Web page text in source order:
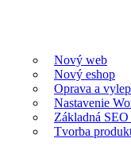
Nový web
Nový eshop
Oprava a
Nastavenie
Základná
Tvorba